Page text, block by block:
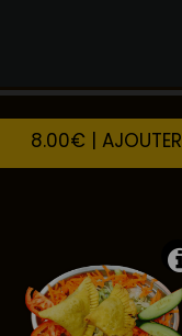
8.00€ | AJOUTER